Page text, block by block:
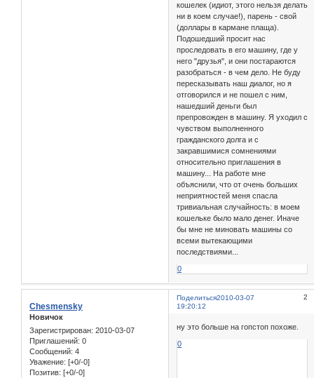
кошелек (идиот, этого нельзя делать
ни в коем случае!), парень - свой
(доллары в кармане плаща).
Подошедший просит нас
проследовать в его машину, где у
него "друзья", и они постараются
разобраться - в чем дело. Не буду
пересказывать наш диалог, но я
отговорился и не пошел с ним,
нашедший деньги был
препровожден в машину. Я уходил с
чувством выполненного
гражданского долга и с
закравшимися сомнениями
относительно приглашения в
машину... На работе мне
объяснили, что от очень больших
неприятностей меня спасла
тривиальная случайность: в моем
кошельке было мало денег. Иначе
бы мне не миновать машины со
всеми вытекающими
последствиями...
0
Поделиться 2
2010-03-07
19:20:12
Chesmensky
Новичок
Зарегистрирован: 2010-03-07
Приглашений: 0
Сообщений: 4
Уважение: [+0/-0]
Позитив: [+0/-0]
ну это больше на гопстоп похоже.
0